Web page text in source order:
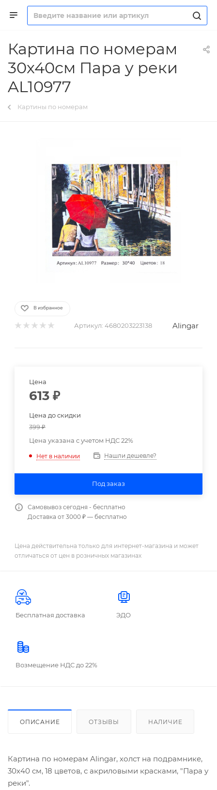
Картина по номерам
30х40см Пара у реки
AL10977
Картины по номерам
В избранное
Артикул: 4680203223138 Alingar
Цена
613 ₽
Цена до скидки
399₽
Цена указана с учетом НДС 22%
Нет в наличии Нашли дешевле?
Под заказ
Самовывоз сегодня - бесплатно
Доставка от 3000 ₽ — бесплатно
Цена действительна только для интернет-магазина и может
отличаться от цен в розничных магазинах
Бесплатная доставка ЭДО
Возмещение НДС до 22%
ОПИСАНИЕ ОТЗЫВЫ НАЛИЧИЕ
Картина по номерам Alingar, холст на подрамнике,
30х40 см, 18 цветов, с акриловыми красками, "Пара у
реки".